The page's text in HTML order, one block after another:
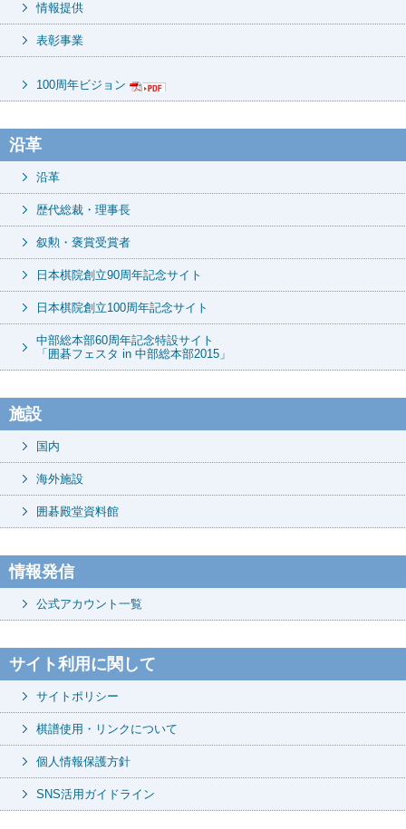
情報提供
表彰事業
100周年ビジョン
沿革
沿革
歴代総裁・理事長
叙勲・褒賞受賞者
日本棋院創立90周年記念サイト
日本棋院創立100周年記念サイト
中部総本部60周年記念特設サイト
「囲碁フェスタ in 中部総本部2015」
施設
国内
海外施設
囲碁殿堂資料館
情報発信
公式アカウント一覧
サイト利用に関して
サイトポリシー
棋譜使用・リンクについて
個人情報保護方針
SNS活用ガイドライン